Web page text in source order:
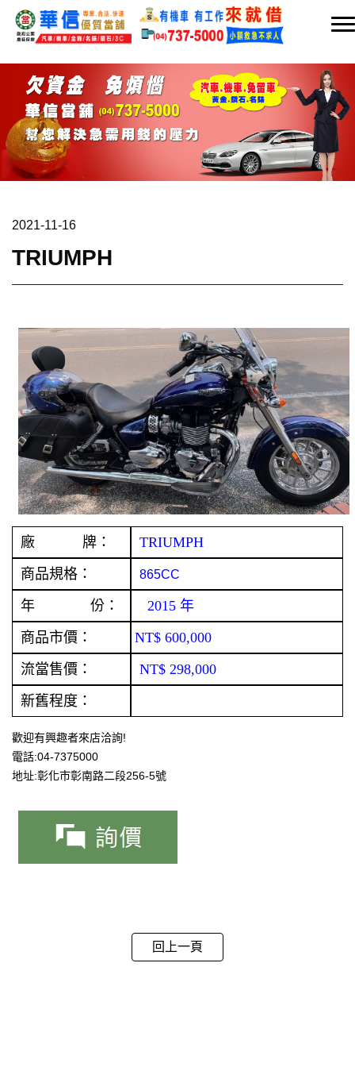
2021-11-16
TRIUMPH
廠 牌：
TRIUMPH
商品規格：
865CC
年 份：
2015 年
商品市價：
NT$ 600,000
流當售價：
NT$ 298,000
新舊程度：
歡迎有興趣者來店洽詢!
電話:04-7375000
地址:彰化市彰南路二段256-5號
回上一頁